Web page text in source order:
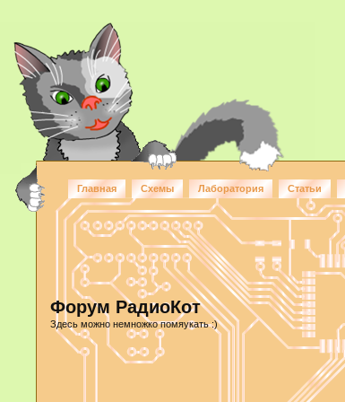
Главная Схемы Лаборатория Статьи
Форум РадиоКот
Здесь можно немножко помяукать :)